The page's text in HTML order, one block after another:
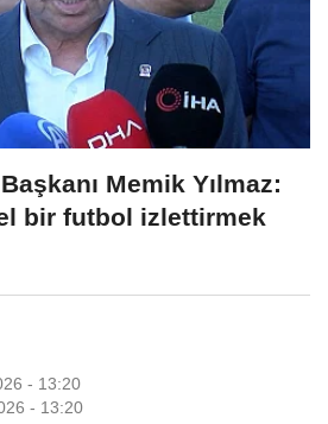
Memik Yılmaz:
bir futbol izlettirmek
- 13:20
- 13:20